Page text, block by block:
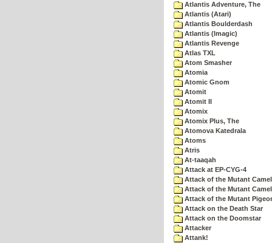
Atlantis Adventure, The
Atlantis (Atari)
Atlantis Boulderdash
Atlantis (Imagic)
Atlantis Revenge
Atlas TXL
Atom Smasher
Atomia
Atomic Gnom
Atomit
Atomit II
Atomix
Atomix Plus, The
Atomova Katedrala
Atoms
Atris
At-taaqah
Attack at EP-CYG-4
Attack of the Mutant
Attack of the Mutant
Attack of the Mutant
Attack on the Death Star
Attack on the Doomstar
Attacker
Attank!